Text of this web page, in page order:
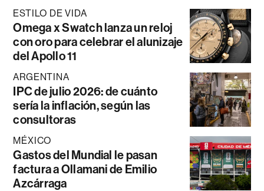
ESTILO DE VIDA
Omega x Swatch lanza un reloj
con oro para celebrar el alunizaje
del Apollo 11
ARGENTINA
IPC de julio 2026: de cuánto
sería la inflación, según las
consultoras
MÉXICO
Gastos del Mundial le pasan
factura a Ollamani de Emilio
Azcárraga